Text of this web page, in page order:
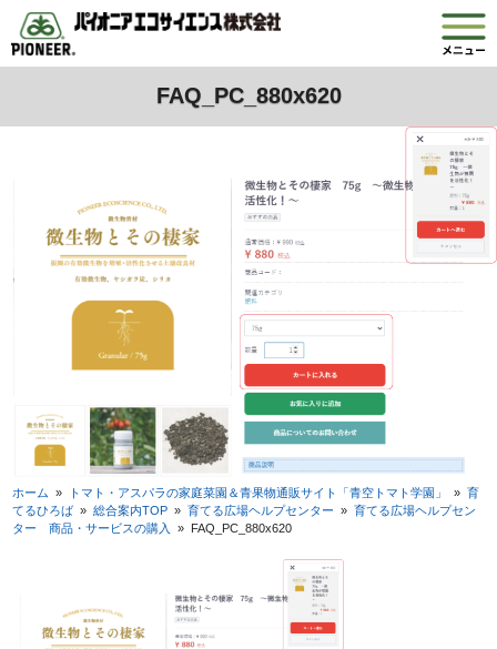
FAQ_PC_880x620
ホーム » トマト・アスパラの家庭菜園＆青果物通販サイト「青空トマト学園」 »育
てるひろば »総合案内TOP »育てる広場ヘルプセンター »育てる広場ヘルプセン
ター 商品・サービスの購入
» FAQ_PC_880x620